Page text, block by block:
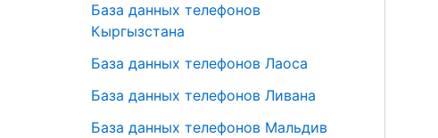
База данных телефонов
Кыргызстана
База данных телефонов Лаоса
База данных телефонов Ливана
База данных телефонов Мальдив